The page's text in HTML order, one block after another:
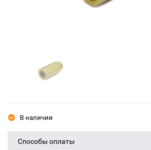
В наличии
Способы оплаты